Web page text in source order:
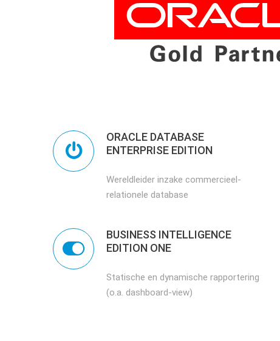
ORACLE DATABASE
ENTERPRISE EDITION
Wereldleider inzake commercieel-
relationele database
BUSINESS INTELLIGENCE
EDITION ONE
Statische en dynamische rapportering
(o.a. dashboard-view)